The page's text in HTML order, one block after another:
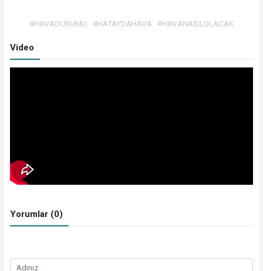
#HAVADURUMU #HATAYDAHAVA #HAVANASILOLACAK
Video
Yorumlar (0)